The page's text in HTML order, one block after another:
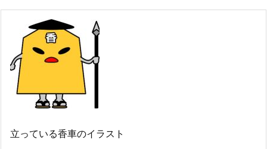
立っている香車のイラスト